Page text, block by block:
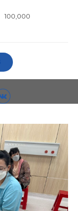
100,000